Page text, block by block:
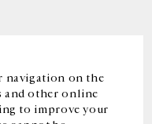
navigation on the
and other online
to improve your